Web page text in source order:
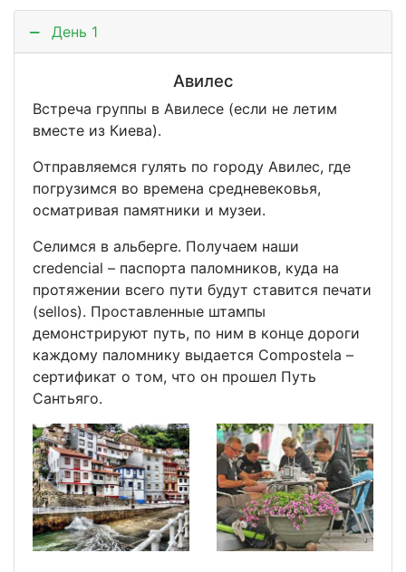
День 1
Авилес
Встреча группы в Авилесе (если не летим
вместе из Киева).
Отправляемся гулять по городу Авилес, где
погрузимся во времена средневековья,
осматривая памятники и музеи.
Селимся в альберге. Получаем наши
credencial – паспорта паломников, куда на
протяжении всего пути будут ставится печати
(sellos). Проставленные штампы
демонстрируют путь, по ним в конце дороги
каждому паломнику выдается Compostela –
сертификат о том, что он прошел Путь
Сантьяго.